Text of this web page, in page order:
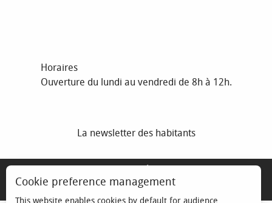
Horaires
Ouverture du lundi au vendredi de 8h à 12h.
La newsletter des habitants
Cookie preference management
This website enables cookies by default for audience